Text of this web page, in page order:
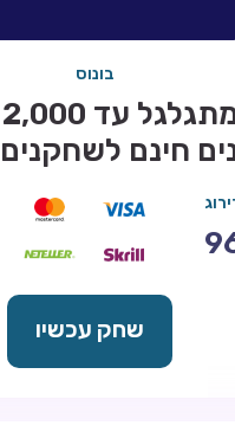
בונוס
חינם
שחק עכשיו